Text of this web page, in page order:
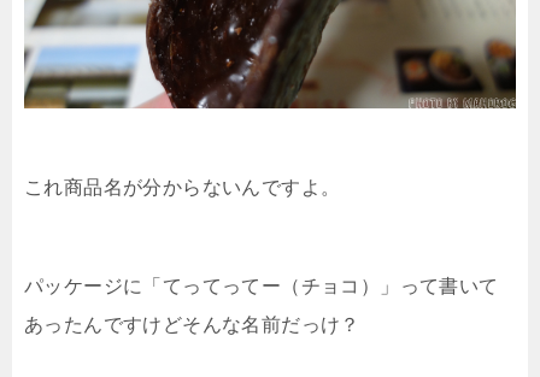
これ商品名が分からないんですよ。
パッケージに「てってってー（チョコ）」って書いて
あったんですけどそんな名前だっけ？